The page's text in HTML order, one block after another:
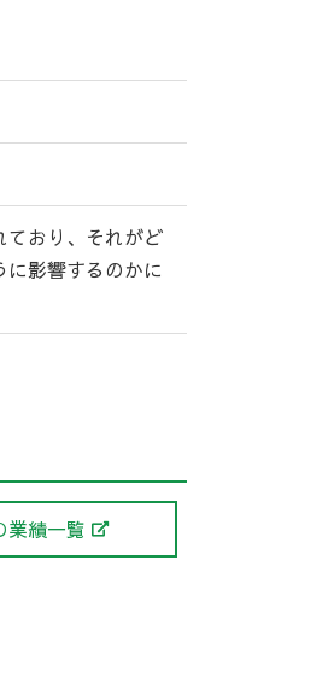
ており、それがど
影響するのかに
業績一覧